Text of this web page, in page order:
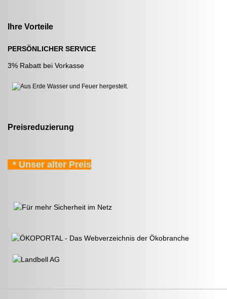
Ihre Vorteile
PERSÖNLICHER SERVICE
3% Rabatt bei Vorkasse
Preisreduzierung
* Unser alter Preis